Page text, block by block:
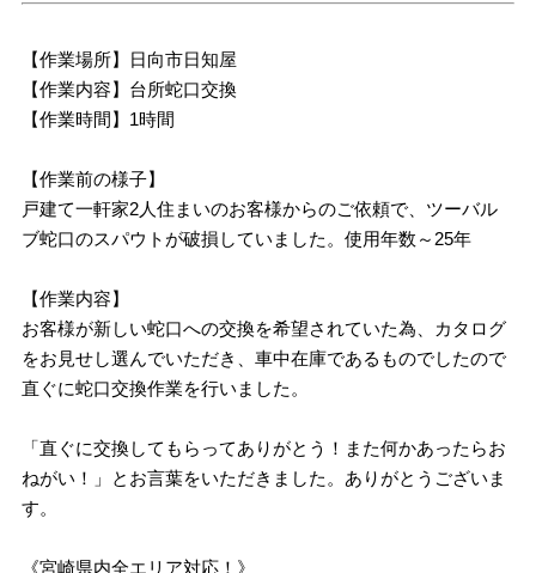
【作業場所】日向市日知屋
【作業内容】台所蛇口交換
【作業時間】1時間
【作業前の様子】
戸建て一軒家2人住まいのお客様からのご依頼で、ツーバル
ブ蛇口のスパウトが破損していました。使用年数～25年
【作業内容】
お客様が新しい蛇口への交換を希望されていた為、カタログ
をお見せし選んでいただき、車中在庫であるものでしたので
直ぐに蛇口交換作業を行いました。
「直ぐに交換してもらってありがとう！また何かあったらお
ねがい！」とお言葉をいただきました。ありがとうございま
す。
《宮崎県内全エリア対応！》